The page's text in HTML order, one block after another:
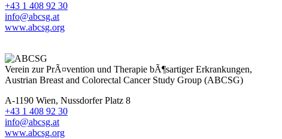
+43 1 408 92 30
info@abcsg.at
www.abcsg.org
Verein zur PrÃ¤vention und Therapie bÃ¶sartiger Erkrankungen,
Austrian Breast and Colorectal Cancer Study Group (ABCSG)
A-1190 Wien, Nussdorfer Platz 8
+43 1 408 92 30
info@abcsg.at
www.abcsg.org